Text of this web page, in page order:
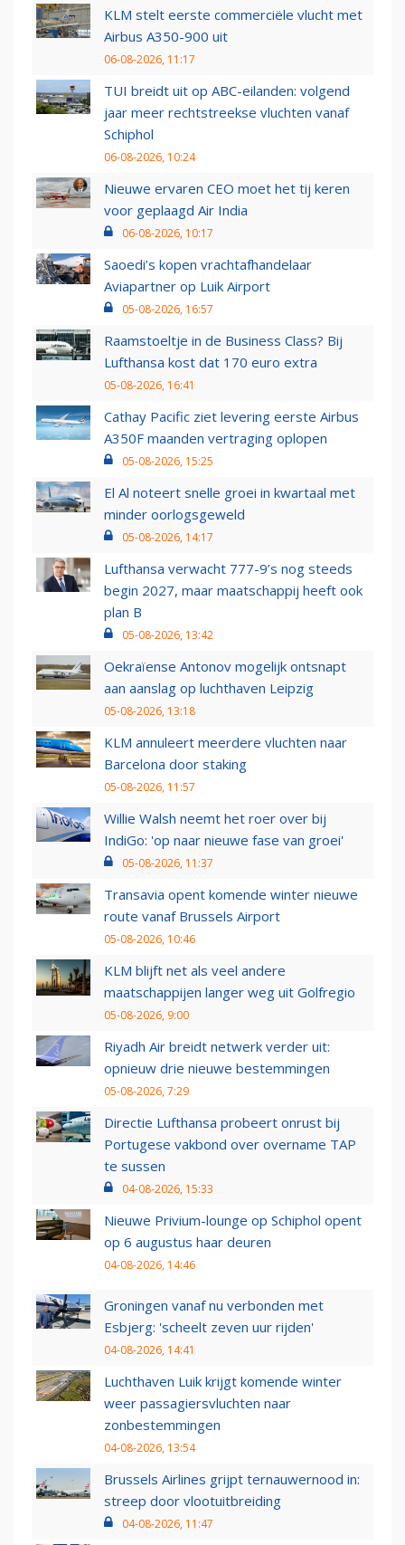
KLM stelt eerste commerciële vlucht met
Airbus A350-900 uit
06-08-2026, 11:17
TUI breidt uit op ABC-eilanden: volgend
jaar meer rechtstreekse vluchten vanaf
Schiphol
06-08-2026, 10:24
Nieuwe ervaren CEO moet het tij keren
voor geplaagd Air India
06-08-2026, 10:17
Saoedi’s kopen vrachtafhandelaar
Aviapartner op Luik Airport
05-08-2026, 16:57
Raamstoeltje in de Business Class? Bij
Lufthansa kost dat 170 euro extra
05-08-2026, 16:41
Cathay Pacific ziet levering eerste Airbus
A350F maanden vertraging oplopen
05-08-2026, 15:25
El Al noteert snelle groei in kwartaal met
minder oorlogsgeweld
05-08-2026, 14:17
Lufthansa verwacht 777-9’s nog steeds
begin 2027, maar maatschappij heeft ook
plan B
05-08-2026, 13:42
Oekraïense Antonov mogelijk ontsnapt
aan aanslag op luchthaven Leipzig
05-08-2026, 13:18
KLM annuleert meerdere vluchten naar
Barcelona door staking
05-08-2026, 11:57
Willie Walsh neemt het roer over bij
IndiGo: 'op naar nieuwe fase van groei'
05-08-2026, 11:37
Transavia opent komende winter nieuwe
route vanaf Brussels Airport
05-08-2026, 10:46
KLM blijft net als veel andere
maatschappijen langer weg uit Golfregio
05-08-2026, 9:00
Riyadh Air breidt netwerk verder uit:
opnieuw drie nieuwe bestemmingen
05-08-2026, 7:29
Directie Lufthansa probeert onrust bij
Portugese vakbond over overname TAP
te sussen
04-08-2026, 15:33
Nieuwe Privium-lounge op Schiphol opent
op 6 augustus haar deuren
04-08-2026, 14:46
Groningen vanaf nu verbonden met
Esbjerg: 'scheelt zeven uur rijden'
04-08-2026, 14:41
Luchthaven Luik krijgt komende winter
weer passagiersvluchten naar
zonbestemmingen
04-08-2026, 13:54
Brussels Airlines grijpt ternauwernood in:
streep door vlootuitbreiding
04-08-2026, 11:47